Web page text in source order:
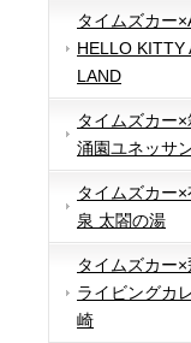
タイムズカー
HELLO KITTY
LAND
タイムズカー
涌園ユネッサ
タイムズカー×
泉 太閤の湯
タイムズカー×
ライビングカ
崎